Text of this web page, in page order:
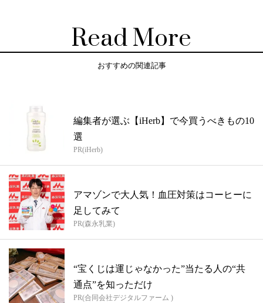
Read More
おすすめの関連記事
編集者が選ぶ【iHerb】で今買うべきもの10
選
PR(iHerb)
アマゾンで大人気！血圧対策はコーヒーに
足してみて
PR(森永乳業)
“宝くじは運じゃなかった”当たる人の“共
通点”を知っただけ
PR(合同会社デジタルファーム )